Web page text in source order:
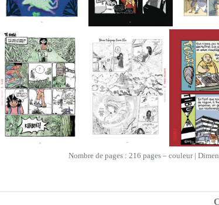
Nombre de pages : 216 pages – couleur |